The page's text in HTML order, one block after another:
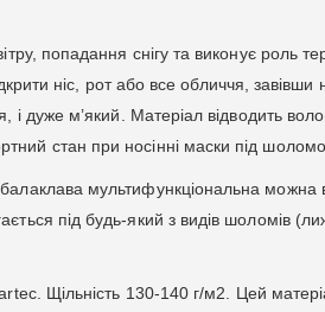
попадання снігу та виконує роль
ніс, рот або все обличчя,
і дуже м’який. Матеріал відводить
стан при носінні маски під
мультифункціональна можна
під будь-який з видів шоломів
Щільність 130-140 г/м2. Цей